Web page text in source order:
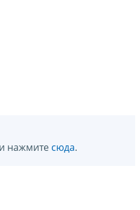
нажмите сюда.